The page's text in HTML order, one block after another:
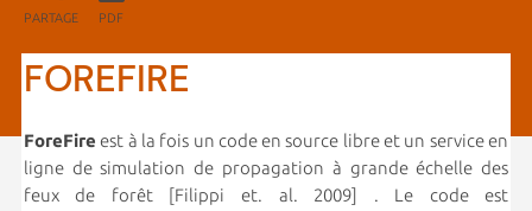
PARTAGE PDF
FOREFIRE
ForeFire est à la fois un code en source libre et un service en
ligne de simulation de propagation à grande échelle des
feux de forêt [Filippi et. al. 2009] . Le code est